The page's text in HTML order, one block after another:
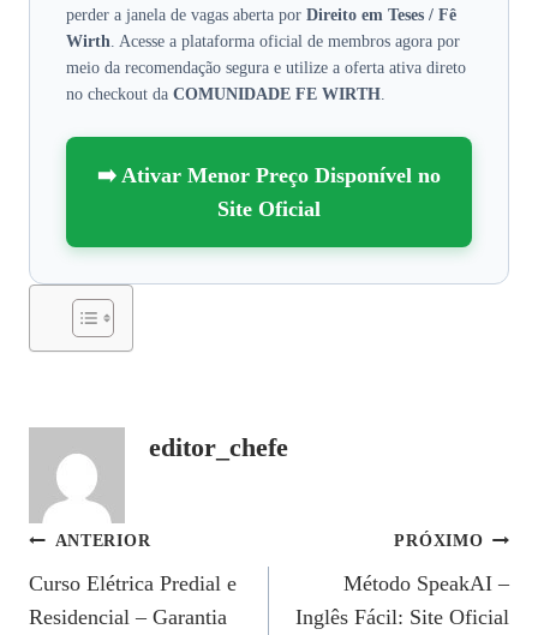
perder a janela de vagas aberta por Direito em Teses / Fê
Wirth. Acesse a plataforma oficial de membros agora por
meio da recomendação segura e utilize a oferta ativa direto
no checkout da COMUNIDADE FE WIRTH.
➡️ Ativar Menor Preço Disponível no
Site Oficial
editor_chefe
Navegação
De
ANTERIOR
Curso Elétrica Predial e
Residencial – Garantia
PRÓXIMO
Método SpeakAI –
Inglês Fácil: Site Oficial